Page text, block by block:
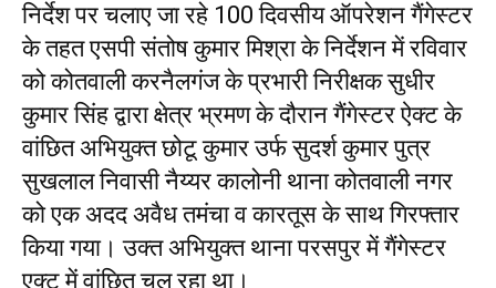
निर्देश पर चलाए जा रहे 100 दिवसीय ऑपरेशन गैंगेस्टर
के तहत एसपी संतोष कुमार मिश्रा के निर्देशन में रविवार
को कोतवाली करनैलगंज के प्रभारी निरीक्षक सुधीर
कुमार सिंह द्वारा क्षेत्र भ्रमण के दौरान गैंगेस्टर ऐक्ट के
वांछित अभियुक्त छोटू कुमार उर्फ सुदर्श कुमार पुत्र
सुखलाल निवासी नैय्यर कालोनी थाना कोतवाली नगर
को एक अदद अवैध तमंचा व कारतूस के साथ गिरफ्तार
किया गया। उक्त अभियुक्त थाना परसपुर में गैंगेस्टर
एक्ट में वांछित चल रहा था।